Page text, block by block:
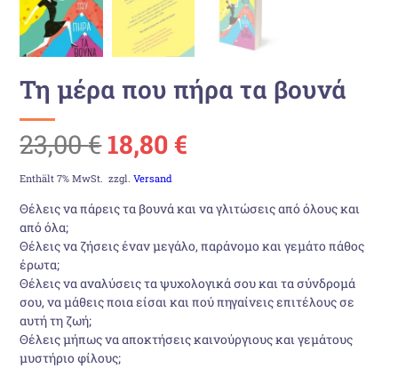
Τη μέρα που πήρα τα βουνά
23,00€ Ursprünglicher
Preis
war:
23,00 €
18,80€
ist:
18,80 €.
Enthält 7% MwSt. zzgl.Versand
Θέλεις να πάρεις τα βουνά και να γλιτώσεις από όλους και
από όλα;
Θέλεις να ζήσεις έναν μεγάλο, παράνομο και γεμάτο πάθος
έρωτα;
Θέλεις να αναλύσεις τα ψυχολογικά σου και τα σύνδρομά
σου, να μάθεις ποια είσαι και πού πηγαίνεις επιτέλους σε
αυτή τη ζωή;
Θέλεις μήπως να αποκτήσεις καινούργιους και γεμάτους
μυστήριο φίλους;